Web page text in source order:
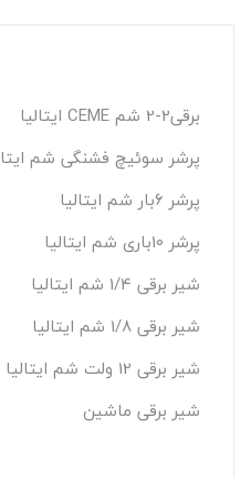
برقی2-2 شم CEME ایتالیا
پرشر سوئیچ فشنگی شم
پرشر 6بار شم ایتالیا
پرشر 10باری شم ایتالیا
شیر برقی 1/4 شم ایتالیا
شیر برقی 1/8 شم ایتالیا
شیر برقی 12 ولت شم ایتالیا
شیر برقی ماشین